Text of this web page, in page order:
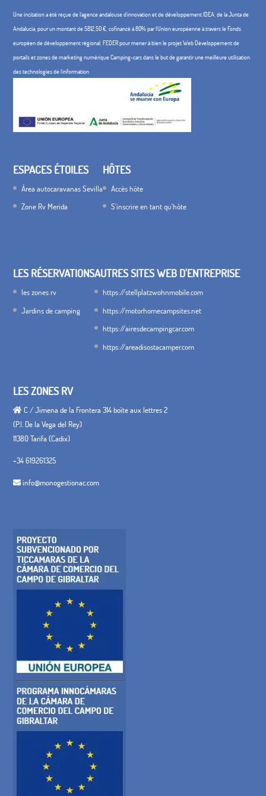
Une incitation a été reçue de l'agence andalouse d'innovation et de développement IDEA, de la Junta de
Andalucía, pour un montant de 5812,50 €, cofinancé à 80% par l'Union européenne à travers le Fonds
européen de développement régional, FEDER pour mener à bien le projet Web Développement de
portails et zones de marketing numérique Camping-cars dans le but de garantir une meilleure utilisation
des technologies de l'information
ESPACES ÉTOILES
Área autocaravanas Sevilla
Zone Rv Merida
HÔTES
Accès hôte
S'inscrire en tant qu'hôte
LES RÉSERVATIONS
les zones rv
Jardins de camping
AUTRES SITES WEB D'ENTREPRISE
https://stellplatzwohnmobile.com
https://motorhomecampsites.net
https://airesdecampingcar.com
https://areadisostacamper.com
LES ZONES RV
C / Jimena de la Frontera 314 boîte aux lettres 2
(P.I. De la Vega del Rey)
11380 Tarifa (Cadix)
+34 619261325
info@monogestionac.com